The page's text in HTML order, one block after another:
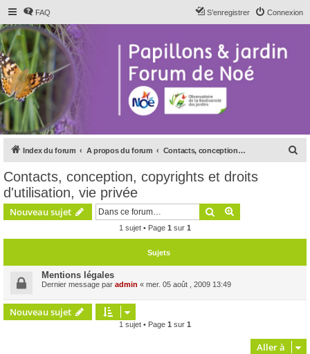
FAQ Connexion
S’enregistrer
Index du forum A propos du forum Contacts, conception, copyrights et droits d'utilisation, vie privée
h
r
Contacts, conception, copyrights et droits
d'utilisation, vie privée
Nouveau sujet Rechercher
1 sujet • Page 1 sur 1
Sujets
Mentions légales
Dernier message par admin « mer. 05 août , 2009 13:49
Nouveau sujet
1 sujet • Page 1 sur 1
Aller à